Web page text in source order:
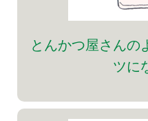
とんかつ屋さんの
ツに